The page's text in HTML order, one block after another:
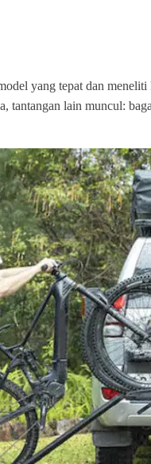
yang tepat dan
lain muncul: